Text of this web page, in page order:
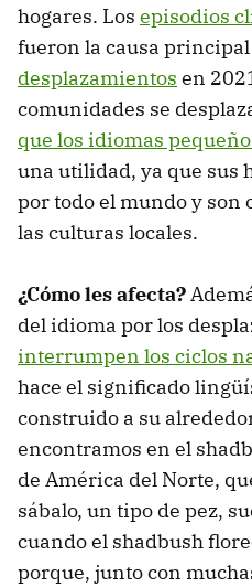
hogares. Los episodios
fueron la causa principal
desplazamientos en
comunidades se
que los idiomas
una utilidad, ya que sus
por todo el mundo y son
las culturas locales.
¿Cómo les afecta?
del idioma por los
interrumpen los ciclos
hace el significado
construido a su
encontramos en el
de América del Norte,
sábalo, un tipo de pez,
cuando el shadbush
porque, junto con